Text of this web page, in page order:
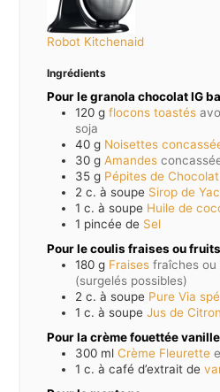
Robot Kitchenaid
Ingrédients
Pour le granola chocolat IG
120 g flocons toastés
soja
40 g Noisettes
30 g Amandes
35 g Pépites de
2 c. à soupe Sirop de
1 c. à soupe Huile de
1 pincée de Sel
Pour le coulis fraises ou
180 g Fraises fraîches ou
(surgelés possibles)
2 c. à soupe Pure Via
1 c. à soupe Jus de Citron
Pour la crème fouettée vanille
300 ml Crème Fleurette
1 c. à café d’extrait de